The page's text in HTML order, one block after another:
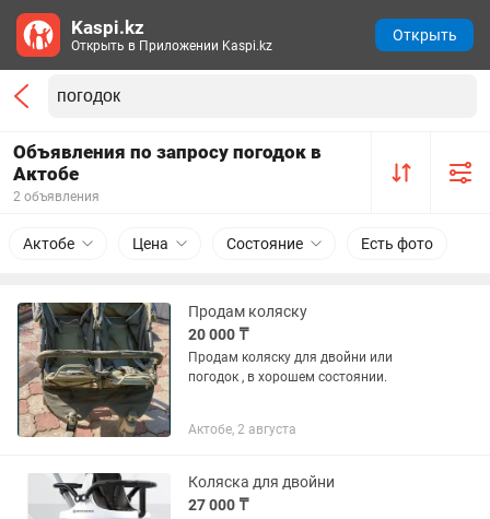
Объявления по запросу погодок в
Актобе
2 объявления
Актобе Цена Состояние Есть фото
Продам коляску
20 000 ₸
Продам коляску для двойни или
погодок , в хорошем состоянии.
Актобе, 2 августа
Коляска для двойни
27 000 ₸
Kaspi.kz
Открыть в Приложении Kaspi.kz
Открыть